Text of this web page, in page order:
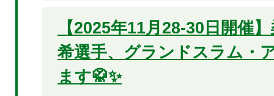
【2025年11月28-30日開催
希選手、グランドスラム・
ます🥋✨